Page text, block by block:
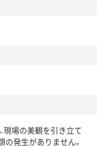
現場の美観を引き立て
発生がありません。